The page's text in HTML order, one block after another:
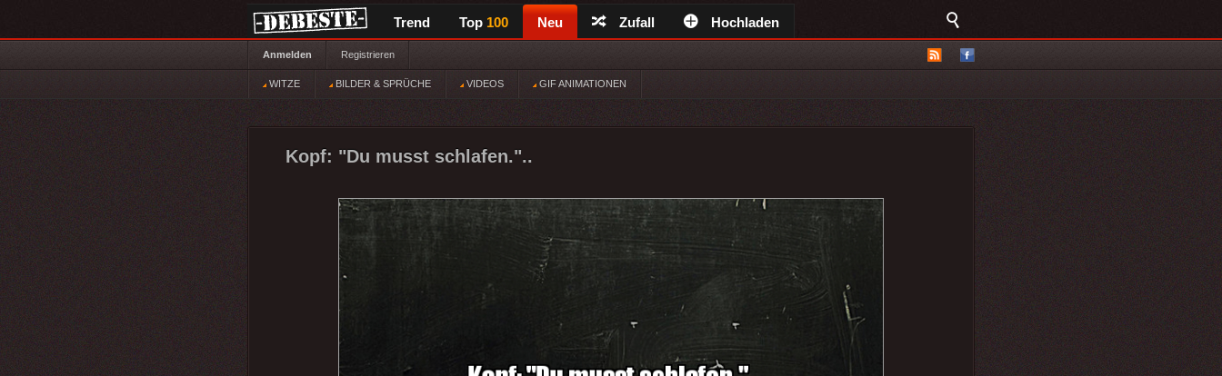
Trend Top 100 Neu Zufall Hochladen
Anmelden Registrieren
WITZE BILDER & SPRÜCHE VIDEOS GIF ANIMATIONEN
Kopf: "Du musst schlafen."..